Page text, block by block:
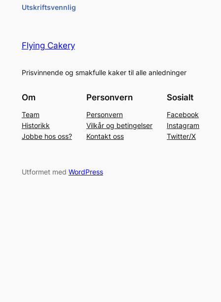
Utskriftsvennlig
Flying Cakery
Prisvinnende og smakfulle kaker til alle anledninger
Om
Team
Historikk
Jobbe hos oss?
Personvern
Personvern
Vilkår og betingelser
Kontakt oss
Sosialt
Facebook
Instagram
Twitter/X
Utformet med WordPress